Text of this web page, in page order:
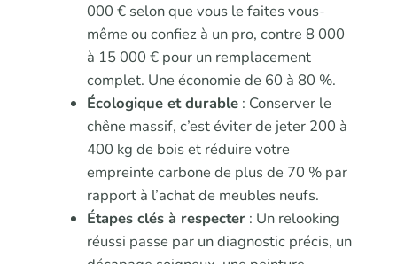
000 € selon que vous le faites vous-
même ou confiez à un pro, contre 8 000
à 15 000 € pour un remplacement
complet. Une économie de 60 à 80 %.
Écologique et durable: Conserver le
chêne massif, c’est éviter de jeter 200 à
400 kg de bois et réduire votre
empreinte carbone de plus de 70 % par
rapport à l’achat de meubles neufs.
Étapes clés à respecter: Un relooking
réussi passe par un diagnostic précis, un